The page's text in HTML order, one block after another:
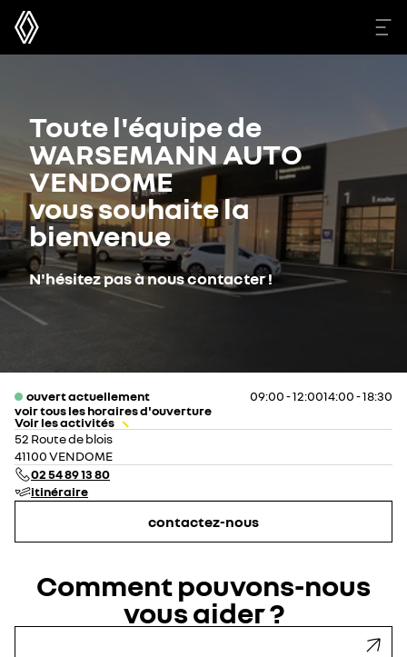
Toute l'équipe de
WARSEMANN AUTO
VENDOME
vous souhaite la
bienvenue
N'hésitez pas à nous contacter !
ouvert actuellement 09:00 - 12:0014:00 - 18:30
voir tous les horaires d'ouverture
lundi
mardi
mercredi
jeudi
vendredi
Voir les activités
52 Route de blois
41100 VENDOME
02 54 89 13 80
itinéraire
contactez-nous
Comment pouvons-nous
vous aider ?